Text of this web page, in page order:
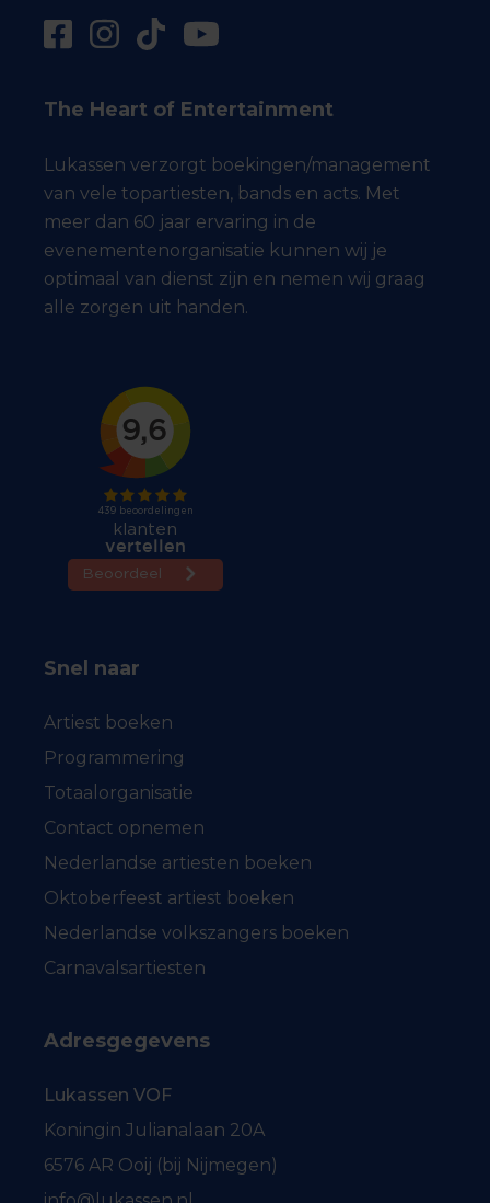
The Heart of Entertainment
Lukassen verzorgt boekingen/management
van vele topartiesten, bands en acts. Met
meer dan 60 jaar ervaring in de
evenementenorganisatie kunnen wij je
optimaal van dienst zijn en nemen wij graag
alle zorgen uit handen.
Snel naar
Artiest boeken
Programmering
Totaalorganisatie
Contact opnemen
Nederlandse artiesten boeken
Oktoberfeest artiest boeken
Nederlandse volkszangers boeken
Carnavalsartiesten
Adresgegevens
Lukassen VOF
Koningin Julianalaan 20A
6576 AR Ooij (bij Nijmegen)